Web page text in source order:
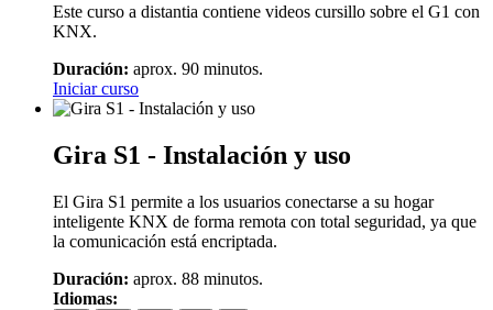
Este curso a distantia contiene videos cursillo sobre el G1 con
KNX.
Duración: aprox. 90 minutos.
Iniciar curso
Gira S1 - Instalación y uso
El Gira S1 permite a los usuarios conectarse a su hogar
inteligente KNX de forma remota con total seguridad, ya que
la comunicación está encriptada.
Duración: aprox. 88 minutos.
Idiomas: